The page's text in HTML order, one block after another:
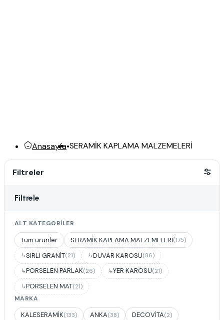
Anasayfa•SERAMİK KAPLAMA MALZEMELERİ
Filtreler
Filtrele
ALT KATEGORILER
Tüm ürünler SERAMİK KAPLAMA MALZEMELERİ(175)
SIRLI GRANİT(21) DUVAR KAROSU(86)
PORSELEN PARLAK(26) YER KAROSU(21)
PORSELEN MAT(21)
MARKA
KALESERAMİK(133) ANKA(38) DECOVİTA(2)